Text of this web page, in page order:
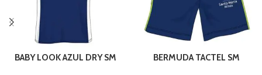
BABY LOOK AZUL DRY SM BERMUDA TACTEL SM